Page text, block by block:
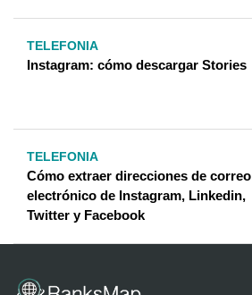
TELEFONIA
Instagram: cómo descargar Stories
TELEFONIA
Cómo extraer direcciones de correo
electrónico de Instagram, Linkedin,
Twitter y Facebook